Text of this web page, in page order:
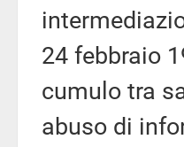
24 febbraio
cumulo tra
abuso di